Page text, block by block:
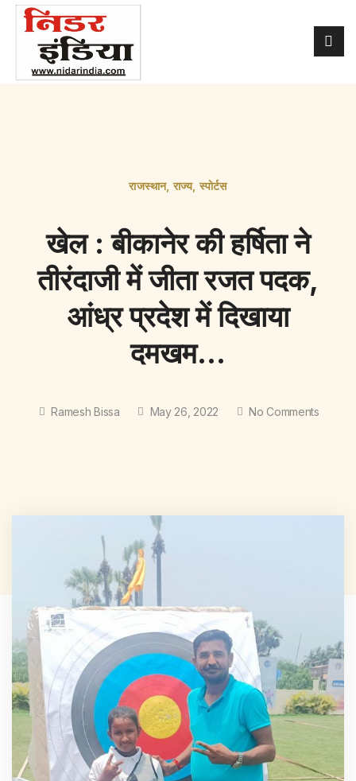
राजस्थान,राज्य,स्पोर्टस
खेल : बीकानेर की हर्षिता ने
तीरंदाजी में जीता रजत पदक,
आंध्र प्रदेश में दिखाया
दमखम…
Ramesh Bissa May 26, 2022 No Comments